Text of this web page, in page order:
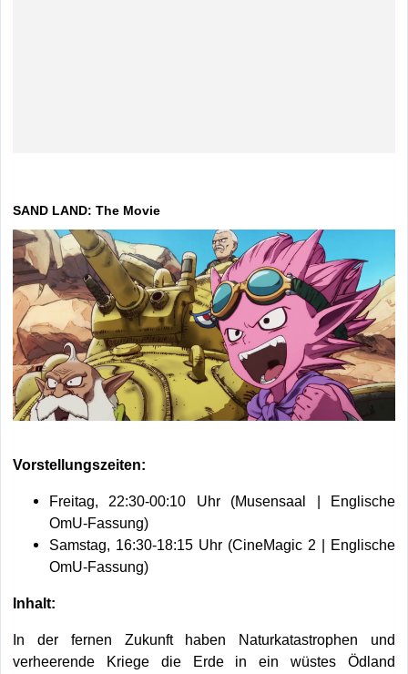
SAND LAND: The Movie
Vorstellungszeiten:
Freitag, 22:30-00:10 Uhr (Musensaal | Englische
OmU-Fassung)
Samstag, 16:30-18:15 Uhr (CineMagic 2 | Englische
OmU-Fassung)
Inhalt:
In der fernen Zukunft haben Naturkatastrophen und
verheerende Kriege die Erde in ein wüstes Ödland